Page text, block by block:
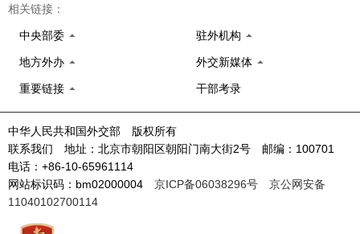
相关链接：
中央部委 驻外机构
地方外办 外交新媒体
重要链接 干部考录
中华人民共和国外交部 版权所有
联系我们 地址：北京市朝阳区朝阳门南大街2号 邮编：100701
电话：+86-10-65961114
网站标识码：bm02000004 京ICP备06038296号
京公网安备
11040102700114